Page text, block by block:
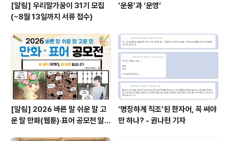
[알림] 우리말가꿈이 31기 모집
(~8월 13일까지 서류 접수)
‘운용’과 ‘운영’
[알림] 2026 바른 말 쉬운 말 고
운 말 만화(웹툰)·표어 공모전 알림
‘명징하게 직조’된 한자어, 꼭 써야
만 하나? - 권나현 기자